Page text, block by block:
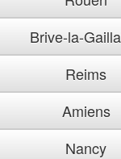
Brive-la-
Reims
Amiens
Nancy